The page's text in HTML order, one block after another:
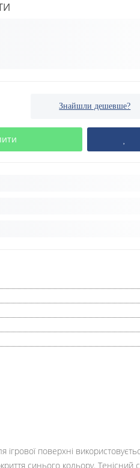
Знайшли дешевше?
поверхні
синього кольору. Тенісний